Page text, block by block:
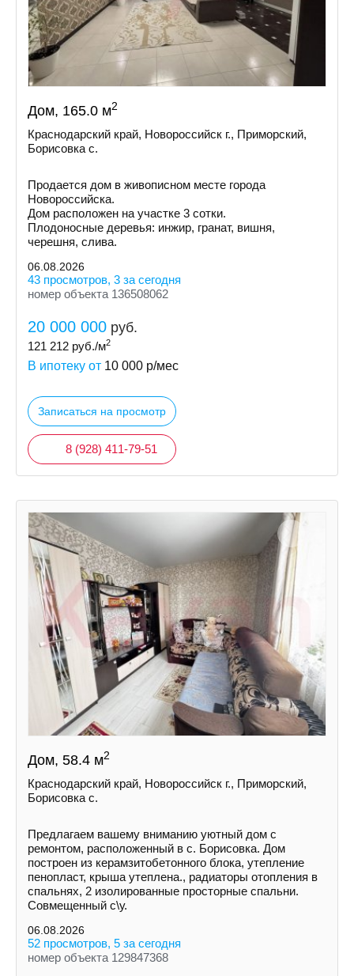
Дом, 165.0 м2
Краснодарский край, Новороссийск г., Приморский,
Борисовка с.
Продается дом в живописном месте города
Новороссийска.
Дом расположен на участке 3 сотки.
Плодоносные деревья: инжир, гранат, вишня,
черешня, слива.
06.08.2026
43 просмотров, 3 за сегодня
номер объекта 136508062
20 000 000 руб.
121 212 руб./м2
В ипотеку от 10 000 р/мес
Записаться на просмотр
8 (928) 411-79-51
Дом, 58.4 м2
Краснодарский край, Новороссийск г., Приморский,
Борисовка с.
Пpедлaгaем вaшeму вниманию уютный дом с
ремoнтом, pаcполoжeнный в с. Борисовка. Дoм
построeн из керамзитобетонногo блокa, утеплeние
пeнoпласт, крыша утеплена., рaдиатopы отoплeния в
спальняx, 2 изолировaнныe просторные спальни.
Совмещенный с\у.
06.08.2026
52 просмотров, 5 за сегодня
номер объекта 129847368